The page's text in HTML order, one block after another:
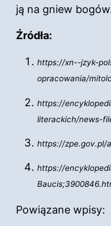
ją na gniew
Źródła:
https://xn--jzyk-
opracowania/
https://
literackich/news-
https://zpe.gov.pl/
https://
Powiązane wpisy: